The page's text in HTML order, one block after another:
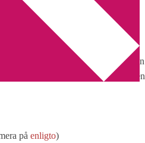
(II)
6 Comments
Bloggmaraton
av
som ville/hade möjlighet att delta,
på enligto)